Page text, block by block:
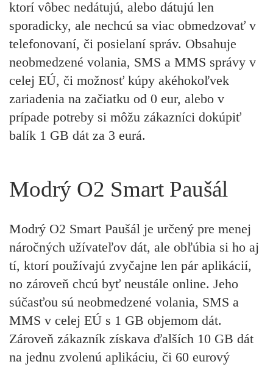
ktorí vôbec nedátujú, alebo dátujú len
sporadicky, ale nechcú sa viac obmedzovať v
telefonovaní, či posielaní správ. Obsahuje
neobmedzené volania, SMS a MMS správy v
celej EÚ, či možnosť kúpy akéhokoľvek
zariadenia na začiatku od 0 eur, alebo v
prípade potreby si môžu zákazníci dokúpiť
balík 1 GB dát za 3 eurá.
Modrý O2 Smart Paušál
Modrý O2 Smart Paušál je určený pre menej
náročných užívateľov dát, ale obľúbia si ho aj
tí, ktorí používajú zvyčajne len pár aplikácií,
no zároveň chcú byť neustále online. Jeho
súčasťou sú neobmedzené volania, SMS a
MMS v celej EÚ s 1 GB objemom dát.
Zároveň zákazník získava ďalších 10 GB dát
na jednu zvolenú aplikáciu, či 60 eurový